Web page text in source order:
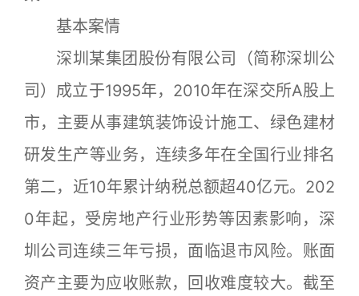
基本案情
深圳某集团股份有限公司（简称深圳公
司）成立于1995年，2010年在深交所A股上
市，主要从事建筑装饰设计施工、绿色建材
研发生产等业务，连续多年在全国行业排名
第二，近10年累计纳税总额超40亿元。202
0年起，受房地产行业形势等因素影响，深
圳公司连续三年亏损，面临退市风险。账面
资产主要为应收账款，回收难度较大。截至